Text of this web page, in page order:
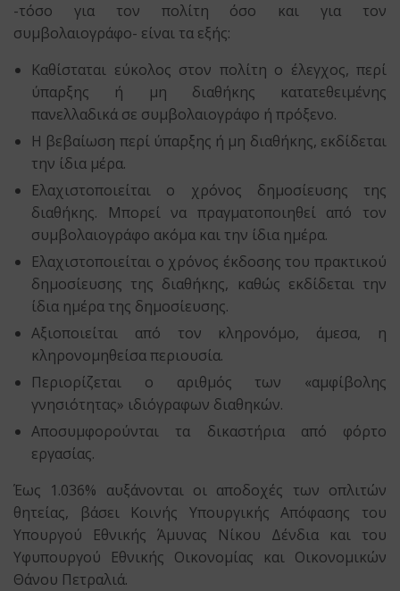
-τόσο για τον πολίτη όσο και για τον
συμβολαιογράφο- είναι τα εξής:
Καθίσταται εύκολος στον πολίτη ο έλεγχος, περί
ύπαρξης ή μη διαθήκης κατατεθειμένης
πανελλαδικά σε συμβολαιογράφο ή πρόξενο.
Η βεβαίωση περί ύπαρξης ή μη διαθήκης, εκδίδεται
την ίδια μέρα.
Ελαχιστοποιείται ο χρόνος δημοσίευσης της
διαθήκης. Μπορεί να πραγματοποιηθεί από τον
συμβολαιογράφο ακόμα και την ίδια ημέρα.
Ελαχιστοποιείται ο χρόνος έκδοσης του πρακτικού
δημοσίευσης της διαθήκης, καθώς εκδίδεται την
ίδια ημέρα της δημοσίευσης.
Αξιοποιείται από τον κληρονόμο, άμεσα, η
κληρονομηθείσα περιουσία.
Περιορίζεται ο αριθμός των «αμφίβολης
γνησιότητας» ιδιόγραφων διαθηκών.
Αποσυμφορούνται τα δικαστήρια από φόρτο
εργασίας.
Έως 1.036% αυξάνονται οι αποδοχές των οπλιτών
θητείας, βάσει Κοινής Υπουργικής Απόφασης του
Υπουργού Εθνικής Άμυνας Νίκου Δένδια και του
Υφυπουργού Εθνικής Οικονομίας και Οικονομικών
Θάνου Πετραλιά.